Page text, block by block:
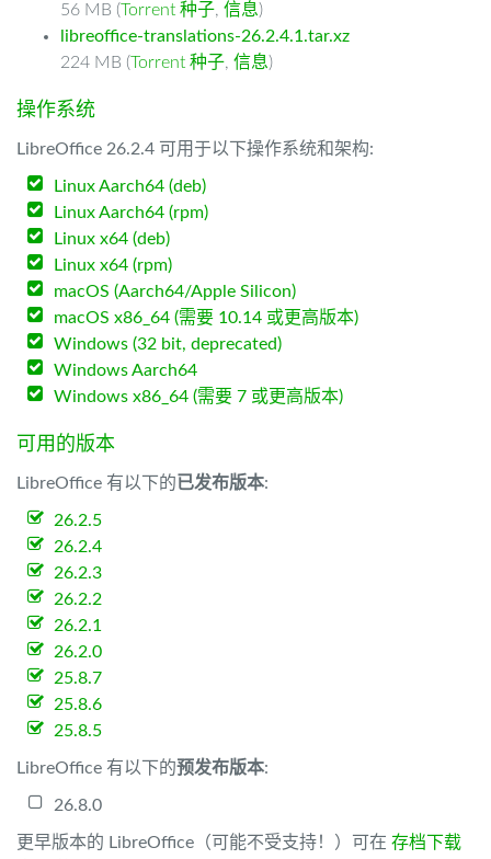
56 MB (Torrent 种子, 信息)
libreoffice-translations-26.2.4.1.tar.xz
224 MB (Torrent 种子, 信息)
操作系统
LibreOffice 26.2.4 可用于以下操作系统和架构:
Linux Aarch64 (deb)
Linux Aarch64 (rpm)
Linux x64 (deb)
Linux x64 (rpm)
macOS (Aarch64/Apple Silicon)
macOS x86_64 (需要 10.14 或更高版本)
Windows (32 bit, deprecated)
Windows Aarch64
Windows x86_64 (需要 7 或更高版本)
可用的版本
LibreOffice 有以下的已发布版本:
26.2.5
26.2.4
26.2.3
26.2.2
26.2.1
26.2.0
25.8.7
25.8.6
25.8.5
LibreOffice 有以下的预发布版本:
26.8.0
更早版本的 LibreOffice（可能不受支持！）可在 存档下载